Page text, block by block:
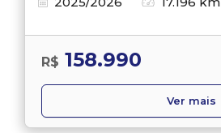
R$ 158.990
Ver mais